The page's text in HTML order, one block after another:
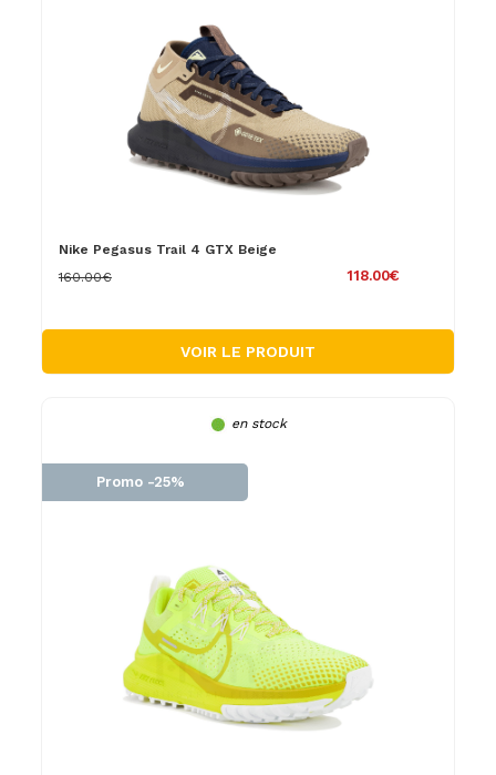
Nike Pegasus Trail 4 GTX Beige
118.00€
160.00€
VOIR LE PRODUIT
en stock
Promo -25%